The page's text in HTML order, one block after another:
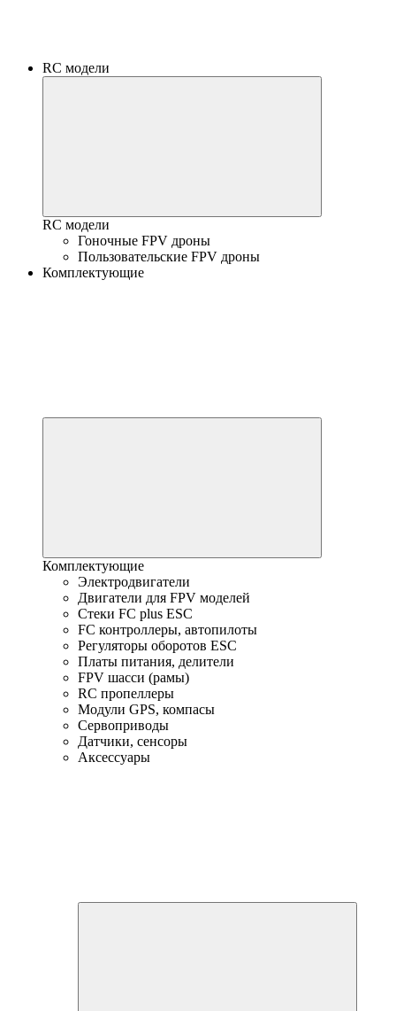
RC модели
RC модели
Гоночные FPV дроны
Пользовательские FPV дроны
Комплектующие
Комплектующие
Электродвигатели
Двигатели для FPV моделей
Стеки FC plus ESC
FC контроллеры, автопилоты
Регуляторы оборотов ESC
Платы питания, делители
FPV шасси (рамы)
RC пропеллеры
Модули GPS, компасы
Сервоприводы
Датчики, сенсоры
Аксессуары